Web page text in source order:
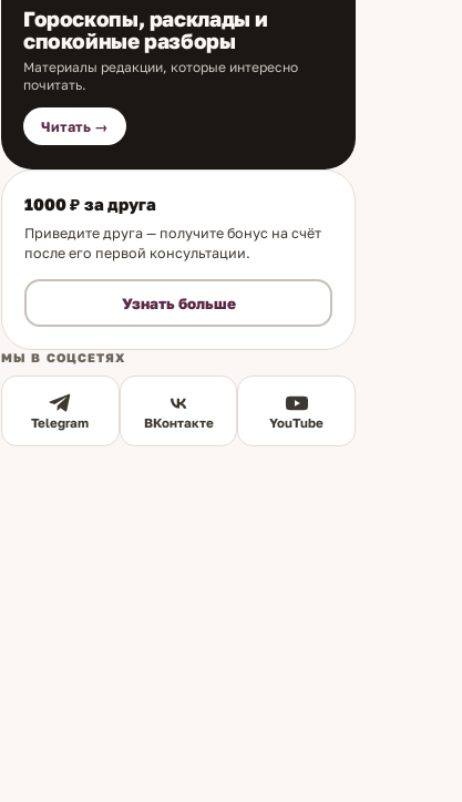
Гороскопы, расклады и
спокойные разборы
Материалы редакции, которые интересно
почитать.
Читать →
1000 ₽ за друга
Приведите друга — получите бонус на счёт
после его первой консультации.
Узнать больше
МЫ В СОЦСЕТЯХ
Telegram ВКонтакте YouTube